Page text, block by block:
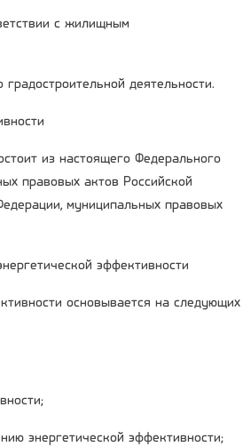
с жилищным
градостроительной деятельности.
из настоящего Федерального
правовых актов Российской
муниципальных правовых
эффективности
основывается на следующих
энергетической эффективности;